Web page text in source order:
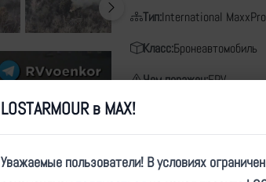
Тип:International MaxxPro
Класс:Бронеавтомобиль
Чем поражен:FPV
LOSTARMOUR в MAX!
Уважаемые пользователи! В условиях